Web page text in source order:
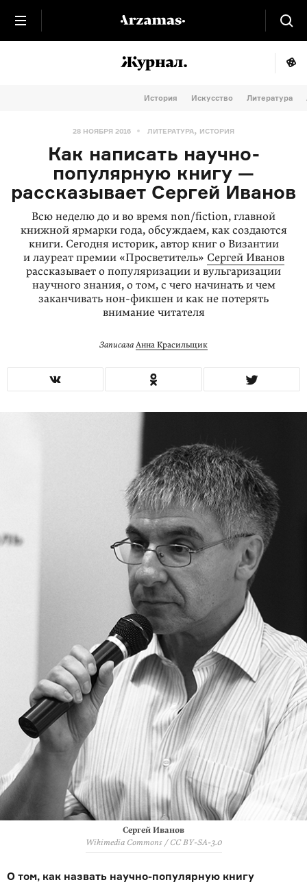
История Искусство Литература
28 НОЯБРЯ 2016 ЛИТЕРАТУРА, ИСТОРИЯ
Как написать научно-
популярную книгу —
рассказывает Сергей Иванов
Всю неделю до и во время non/fiction, главной
книжной ярмарки года, обсуждаем, как создаются
книги. Сегодня историк, автор книг о Византии
и лауреат премии «Просветитель» Сергей Иванов
рассказывает о популяризации и вульгаризации
научного знания, о том, с чего начинать и чем
заканчивать нон-фикшен и как не потерять
внимание читателя
Записала Анна Красильщик
Сергей Иванов
Wikimedia Commons / CC BY-SA-3.0
О том, как назвать научно-популярную книгу